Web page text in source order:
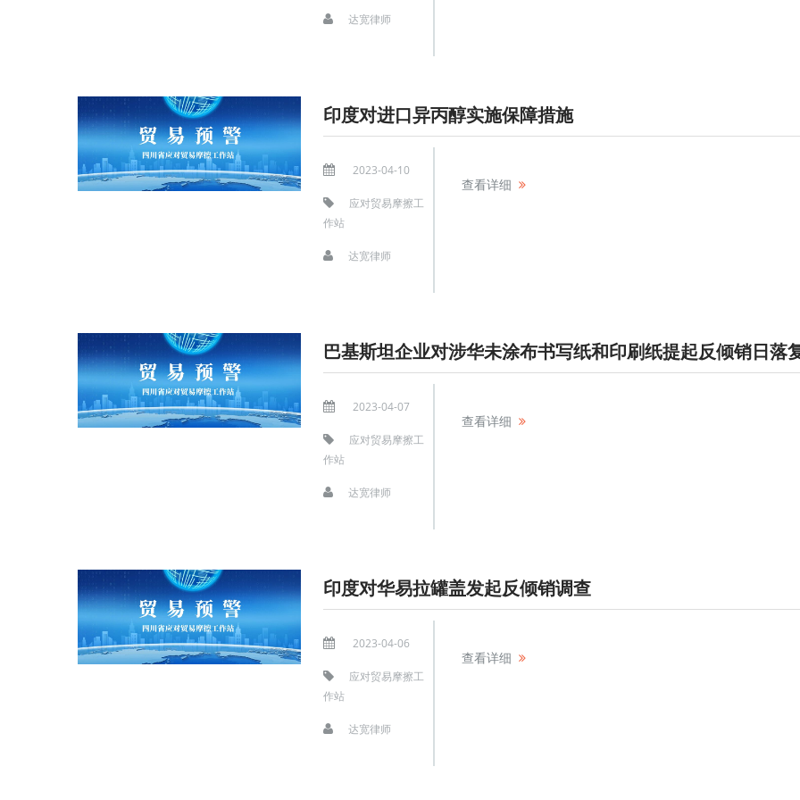
达宽律师
印度对进口异丙醇实施保障措施
2023-04-10
应对贸易摩擦工
作站
达宽律师
查看详细
2023-04-07
应对贸易摩擦工
作站
达宽律师
查看详细
印度对华易拉罐盖发起反倾销调查
2023-04-06
应对贸易摩擦工
作站
达宽律师
查看详细